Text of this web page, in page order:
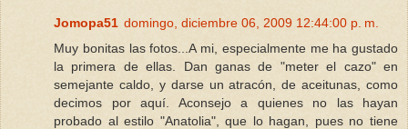
Jomopa51 domingo, diciembre 06, 2009 12:44:00 p. m.
Muy bonitas las fotos...A mi, especialmente me ha gustado
la primera de ellas. Dan ganas de "meter el cazo" en
semejante caldo, y darse un atracón, de aceitunas, como
decimos por aquí. Aconsejo a quienes no las hayan
probado al estilo "Anatolia", que lo hagan, pues no tiene